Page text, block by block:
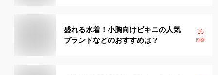
盛れる水着！小胸向けビキニの人気
ブランドなどのおすすめは？
36
回答